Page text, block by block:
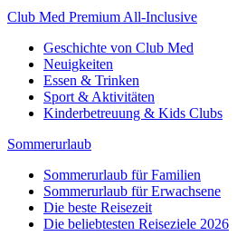
Club Med Premium All-Inclusive
Geschichte von Club Med
Neuigkeiten
Essen & Trinken
Sport & Aktivitäten
Kinderbetreuung & Kids Clubs
Sommerurlaub
Sommerurlaub für Familien
Sommerurlaub für Erwachsene
Die beste Reisezeit
Die beliebtesten Reiseziele 2026